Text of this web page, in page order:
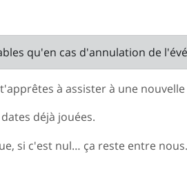
qu'en cas d'annulation de
à assister à une
déjà jouées.
si c'est nul… ça reste entre nous.